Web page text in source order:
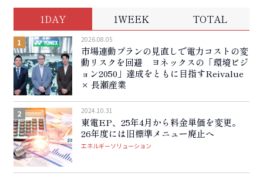
1DAY 1WEEK TOTAL
2026.08.05
市場連動プランの見直しで電力コストの変
動リスクを回避 ヨネックスの「環境ビジ
ョン2050」達成をともに目指すReivalue
× 長瀬産業
2024.10.31
東電EP、25年4月から料金単価を変更。
26年度には旧標準メニュー廃止へ
エネルギーソリューション